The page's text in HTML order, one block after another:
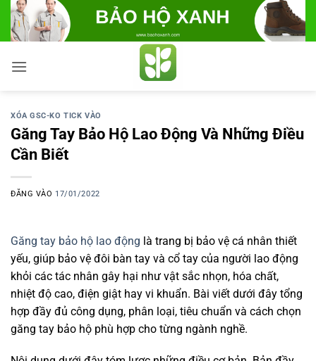
Bỏ
qua
nội
dung
XÓA GSC-KO TICK VÀO
Găng Tay Bảo Hộ Lao Động Và Những Điều
Cần Biết
ĐĂNG VÀO 17/01/2022
Găng tay bảo hộ lao động là trang bị bảo vệ cá nhân thiết
yếu, giúp bảo vệ đôi bàn tay và cổ tay của người lao động
khỏi các tác nhân gây hại như vật sắc nhọn, hóa chất,
nhiệt độ cao, điện giật hay vi khuẩn. Bài viết dưới đây tổng
hợp đầy đủ công dụng, phân loại, tiêu chuẩn và cách chọn
găng tay bảo hộ phù hợp cho từng ngành nghề.